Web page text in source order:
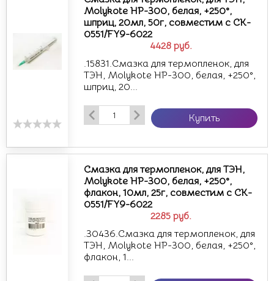
4428 руб.
Molykote HP-300, белая, +250°,
шприц, 20мл, 50г, совместим с CK-
0551/FY9-6022
.15831.Смазка для термопленок, для
ТЭН, Molykote HP-300, белая, +250°,
шприц, 20...
Купить
2285 руб.
Смазка для термопленок, для ТЭН,
Molykote НР-300, белая, +250°,
флакон, 10мл, 25г, совместим с CK-
0551/FY9-6022
.30436.Смазка для термопленок, для
ТЭН, Molykote НР-300, белая, +250°,
флакон, 1...